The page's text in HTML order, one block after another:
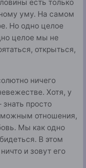
есть только
уму. На самом
Но одно целое
целое мы не
открыться,
ничего
Хотя, у
просто
отношения,
Мы как одно
В этом
и зовут его